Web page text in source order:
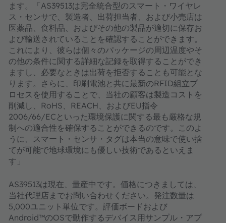
ます。「AS39513は完全統合型のスマート・ワイヤレ
ス・センサで、製造者、出荷担当者、および小売店は
医薬品、食料品、およびその他の製品が適切に保存お
よび輸送されていることを確認することができます。
これにより、彼らは個々のパッケージの周辺温度やそ
の他の条件に関する詳細な記録を取得することができ
ますし、必要なときは出荷を拒否することも可能とな
ります。さらに、印刷電池と共に最新のRFID組立プ
ロセスを使用することで、当社の顧客は製造コストを
削減し、RoHS、REACH、およびEU指令
2006/66/ECといった環境保護に関する最も厳格な規
制への適合性を確保することができるのです。このよ
うに、スマート・センサ・タグは本当の意味で使い捨
てが可能で地球環境にも優しい技術であるといえま
す」
AS39513は現在、量産中です。価格につきましては、
当社代理店までお問い合わせください。発注数量は
5,000ユニット単位です。評価ボードおよび
Android™のOSで動作するデバイス用サンプル・アプ